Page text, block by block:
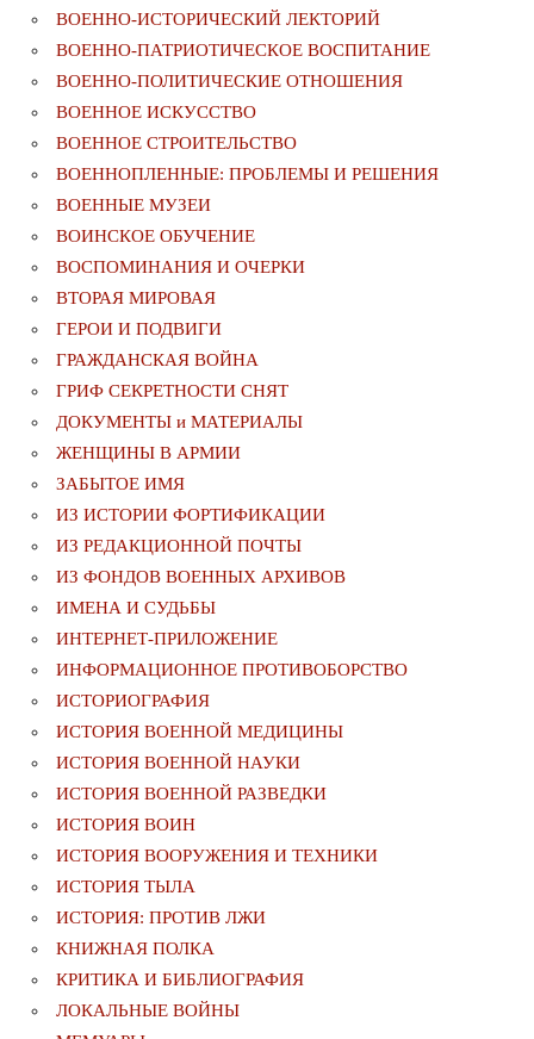
ВОЕННО-ИСТОРИЧЕСКИЙ ЛЕКТОРИЙ
ВОЕННО-ПАТРИОТИЧЕСКОЕ ВОСПИТАНИЕ
ВОЕННО-ПОЛИТИЧЕСКИE ОТНОШЕНИЯ
ВОЕННОЕ ИСКУССТВО
ВОЕННОЕ СТРОИТЕЛЬСТВО
ВОЕННОПЛЕННЫЕ: ПРОБЛЕМЫ И РЕШЕНИЯ
ВОЕННЫЕ МУЗЕИ
ВОИНСКОЕ ОБУЧЕНИЕ
ВОСПОМИНАНИЯ И ОЧЕРКИ
ВТОРАЯ МИРОВАЯ
ГЕРОИ И ПОДВИГИ
ГРАЖДАНСКАЯ ВОЙНА
ГРИФ СЕКРЕТНОСТИ СНЯТ
ДОКУМЕНТЫ и МАТЕРИАЛЫ
ЖЕНЩИНЫ В АРМИИ
ЗАБЫТОЕ ИМЯ
ИЗ ИСТОРИИ ФОРТИФИКАЦИИ
ИЗ РЕДАКЦИОННОЙ ПОЧТЫ
ИЗ ФОНДОВ ВОЕННЫХ АРХИВОВ
ИМЕНА И СУДЬБЫ
ИНТЕРНЕТ-ПРИЛОЖЕНИЕ
ИНФОРМАЦИОННОЕ ПРОТИВОБОРСТВО
ИСТОРИОГРАФИЯ
ИСТОРИЯ ВОЕННОЙ МЕДИЦИНЫ
ИСТОРИЯ ВОЕННОЙ НАУКИ
ИСТОРИЯ ВОЕННОЙ РАЗВЕДКИ
ИСТОРИЯ ВОИН
ИСТОРИЯ ВООРУЖЕНИЯ И ТЕХНИКИ
ИСТОРИЯ ТЫЛА
ИСТОРИЯ: ПРОТИВ ЛЖИ
КНИЖНАЯ ПОЛКА
КРИТИКА И БИБЛИОГРАФИЯ
ЛОКАЛЬНЫЕ ВОЙНЫ